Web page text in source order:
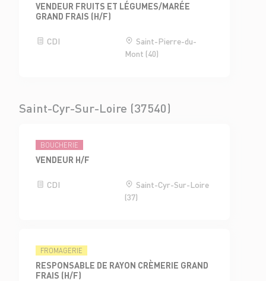
VENDEUR FRUITS ET LÉGUMES/MARÉE
GRAND FRAIS (H/F)
CDI
Saint-Pierre-du-
Mont (40)
Saint-Cyr-Sur-Loire (37540)
BOUCHERIE
VENDEUR H/F
CDI
Saint-Cyr-Sur-Loire
(37)
FROMAGERIE
RESPONSABLE DE RAYON CRÈMERIE GRAND
FRAIS (H/F)